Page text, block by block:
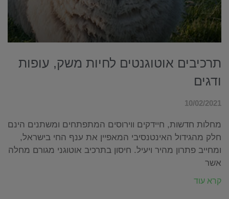
תרכיבים אוטוגנטים לחיות משק, עופות
ודגים
10/02/2021
מחלות חדשות, חיידקים ווירוסים המתפתחים ומשתנים הינם
חלק מהגידול האינטנסיבי המאפיין את ענף החי בישראל,
ומחייב פתרון מהיר ויעיל. חיסון בתרכיב אוטוגני מגורם מחלה
אשר
קרא עוד